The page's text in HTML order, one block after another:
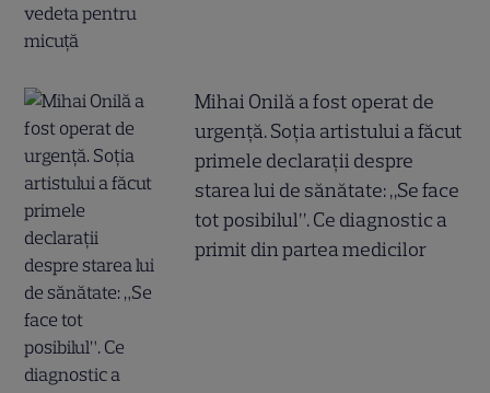
Mihai Onilă a fost operat de
urgență. Soția artistului a făcut
primele declarații despre
starea lui de sănătate: „Se face
tot posibilul”. Ce diagnostic a
primit din partea medicilor